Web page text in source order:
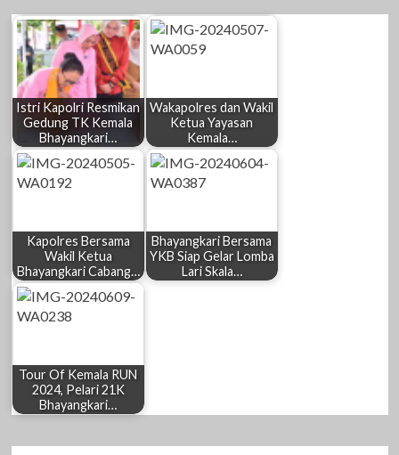
Istri Kapolri Resmikan
Gedung TK Kemala
Bhayangkari…
Wakapolres dan Wakil
Ketua Yayasan
Kemala…
Kapolres Bersama
Wakil Ketua
Bhayangkari Cabang…
Bhayangkari Bersama
YKB Siap Gelar Lomba
Lari Skala…
Tour Of Kemala RUN
2024, Pelari 21K
Bhayangkari…